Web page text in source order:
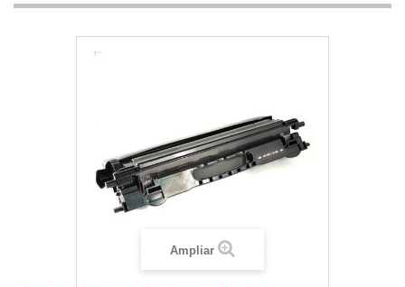
Ampliar